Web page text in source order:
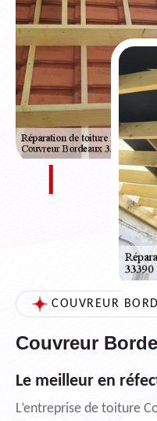
COUVREUR
Couvreur
Le meilleur en
L’entreprise de toiture